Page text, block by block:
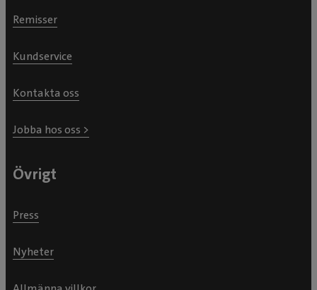
Remisser
Kundservice
Kontakta oss
Jobba hos oss >
Övrigt
Press
Nyheter